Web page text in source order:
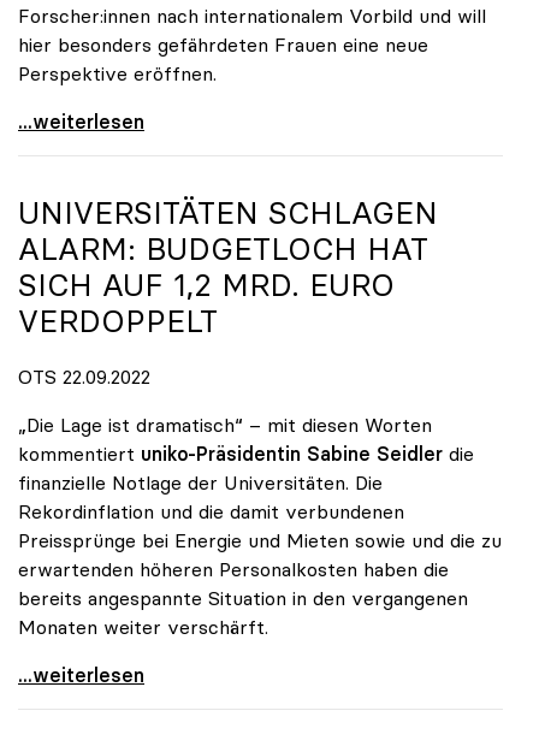
Forscher:innen nach internationalem Vorbild und will
hier besonders gefährdeten Frauen eine neue
Perspektive eröffnen.
Proteste im Iran: uniko fordert nationales
...weiterlesen
UNIVERSITÄTEN SCHLAGEN
ALARM: BUDGETLOCH HAT
SICH AUF 1,2 MRD. EURO
VERDOPPELT
OTS 22.09.2022
„Die Lage ist dramatisch“ – mit diesen Worten
kommentiert uniko-Präsidentin Sabine Seidler die
finanzielle Notlage der Universitäten. Die
Rekordinflation und die damit verbundenen
Preissprünge bei Energie und Mieten sowie und die zu
erwartenden höheren Personalkosten haben die
bereits angespannte Situation in den vergangenen
Monaten weiter verschärft.
Universitäten schlagen Alarm: Budgetloch hat sich
...weiterlesen